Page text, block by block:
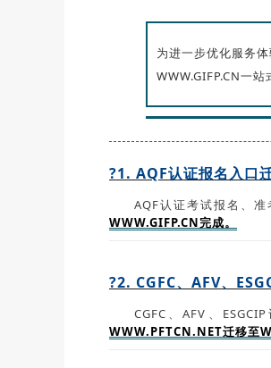
为进一步优化服务
WWW.GIFP.CN一
?1. AQF认证报名入口
AQF认证考试报名、
WWW.GIFP.CN完成。
?2. CGFC、AFV、
CGFC、AFV、
WWW.PFTCN.NET迁移至